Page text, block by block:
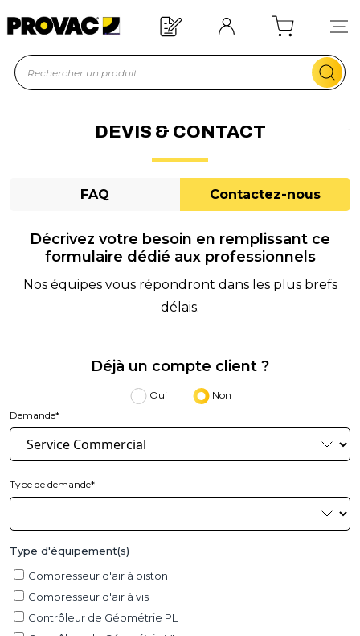
Besoin d'un équipement ?
DEVIS & CONTACT
FAQ Contactez-nous
Décrivez votre besoin en remplissant ce
formulaire dédié aux professionnels
Nos équipes vous répondront dans les plus brefs
délais.
Déjà un compte client ?
Oui
Non
Demande*
Type de demande*